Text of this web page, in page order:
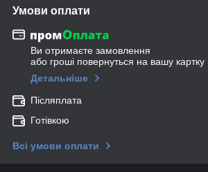
Умови оплати
Ви отримаєте замовлення
або гроші повернуться на вашу картку
Детальніше
Післяплата
Готівкою
Всі умови оплати